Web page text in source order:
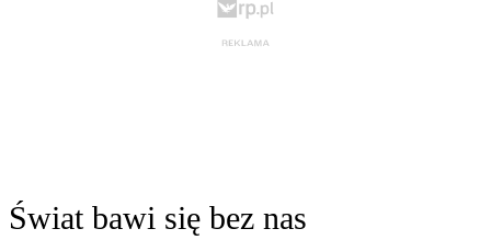
Świat bawi się bez nas